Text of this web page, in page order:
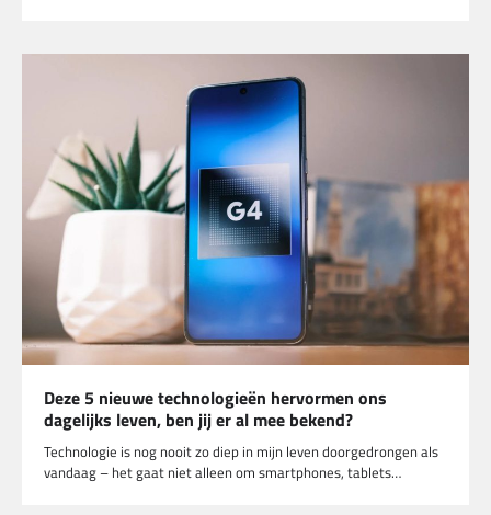
Deze 5 nieuwe technologieën hervormen ons
dagelijks leven, ben jij er al mee bekend?
Technologie is nog nooit zo diep in mijn leven doorgedrongen als
vandaag – het gaat niet alleen om smartphones, tablets…